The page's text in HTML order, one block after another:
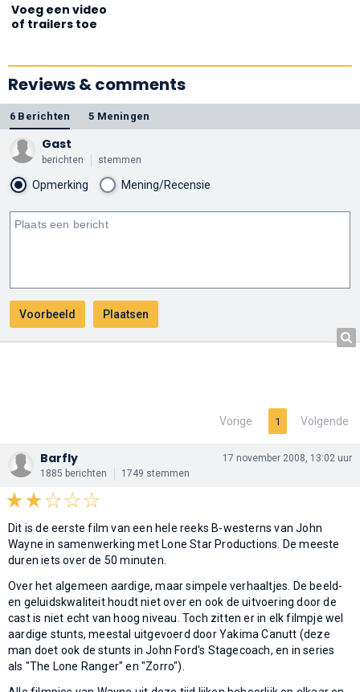
Voeg een video
of trailers toe
Reviews & comments
6 Berichten 5 Meningen
Gast
berichten stemmen
Opmerking Mening/Recensie
Vorige 1 Volgende
Barfly
1885 berichten 1749 stemmen
17 november 2008, 13:02 uur
Dit is de eerste film van een hele reeks B-westerns van John
Wayne in samenwerking met Lone Star Productions. De meeste
duren iets over de 50 minuten.
Over het algemeen aardige, maar simpele verhaaltjes. De beeld-
en geluidskwaliteit houdt niet over en ook de uitvoering door de
cast is niet echt van hoog niveau. Toch zitten er in elk filmpje wel
aardige stunts, meestal uitgevoerd door Yakima Canutt (deze
man doet ook de stunts in John Ford's Stagecoach, en in series
als "The Lone Ranger" en "Zorro").